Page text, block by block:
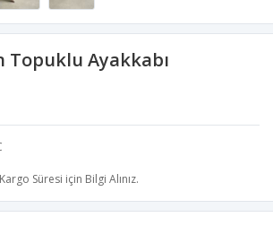
Topuklu Ayakkabı
Kargo Süresi için Bilgi Alınız.